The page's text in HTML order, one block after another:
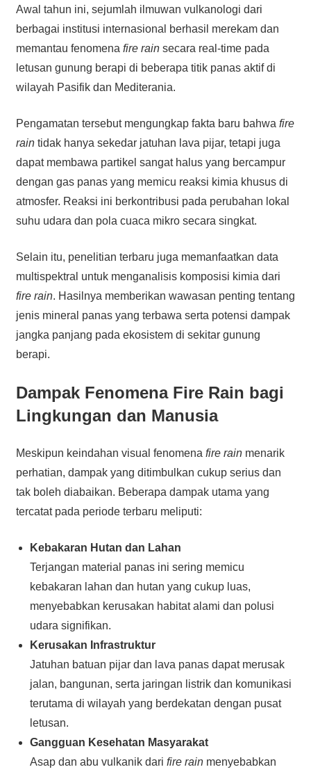
Awal tahun ini, sejumlah ilmuwan vulkanologi dari
berbagai institusi internasional berhasil merekam dan
memantau fenomena fire rainsecara real-time pada
letusan gunung berapi di beberapa titik panas aktif di
wilayah Pasifik dan Mediterania.
Pengamatan tersebut mengungkap fakta baru bahwa fire
raintidak hanya sekedar jatuhan lava pijar, tetapi juga
dapat membawa partikel sangat halus yang bercampur
dengan gas panas yang memicu reaksi kimia khusus di
atmosfer. Reaksi ini berkontribusi pada perubahan lokal
suhu udara dan pola cuaca mikro secara singkat.
Selain itu, penelitian terbaru juga memanfaatkan data
multispektral untuk menganalisis komposisi kimia dari
fire rain. Hasilnya memberikan wawasan penting tentang
jenis mineral panas yang terbawa serta potensi dampak
jangka panjang pada ekosistem di sekitar gunung
berapi.
Dampak Fenomena Fire Rain bagi
Lingkungan dan Manusia
Meskipun keindahan visual fenomena fire rainmenarik
perhatian, dampak yang ditimbulkan cukup serius dan
tak boleh diabaikan. Beberapa dampak utama yang
tercatat pada periode terbaru meliputi:
Kebakaran Hutan dan Lahan
Terjangan material panas ini sering memicu
kebakaran lahan dan hutan yang cukup luas,
menyebabkan kerusakan habitat alami dan polusi
udara signifikan.
Kerusakan Infrastruktur
Jatuhan batuan pijar dan lava panas dapat merusak
jalan, bangunan, serta jaringan listrik dan komunikasi
terutama di wilayah yang berdekatan dengan pusat
letusan.
Gangguan Kesehatan Masyarakat
Asap dan abu vulkanik dari fire rainmenyebabkan